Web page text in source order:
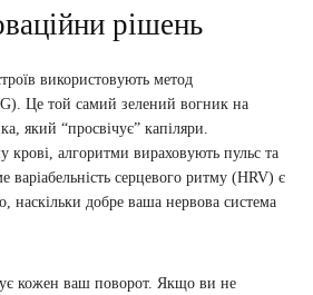
рішень
використовують метод
Це той самий зелений вогник на
який “просвічує” капіляри.
крові, алгоритми вираховують пульс та
варіабельність серцевого ритму (HRV) є
наскільки добре ваша нервова система
кожен ваш поворот. Якщо ви не